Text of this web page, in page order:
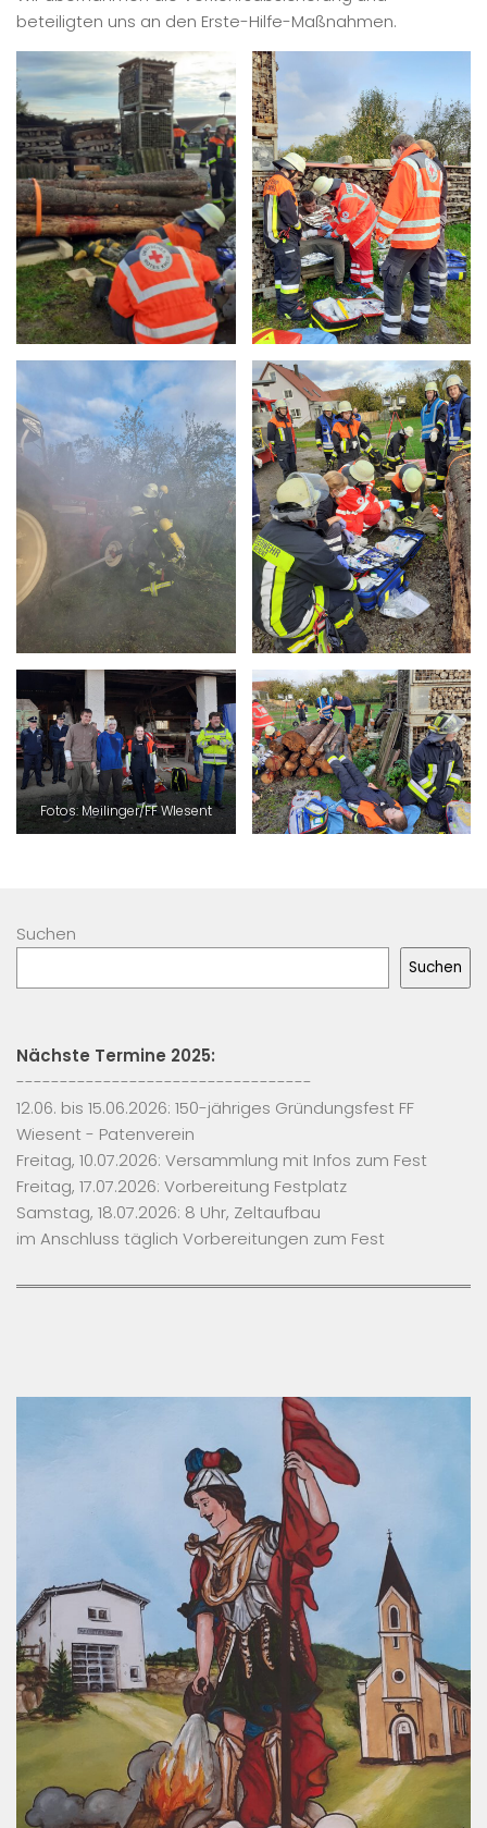
beteiligten uns an den Erste-Hilfe-Maßnahmen.
Fotos: Meilinger/FF WIesent
Suchen
Suchen
Nächste Termine 2025:
----------------------------------
12.06. bis 15.06.2026: 150-jähriges Gründungsfest FF
Wiesent - Patenverein
Freitag, 10.07.2026: Versammlung mit Infos zum Fest
Freitag, 17.07.2026: Vorbereitung Festplatz
Samstag, 18.07.2026: 8 Uhr, Zeltaufbau
im Anschluss täglich Vorbereitungen zum Fest